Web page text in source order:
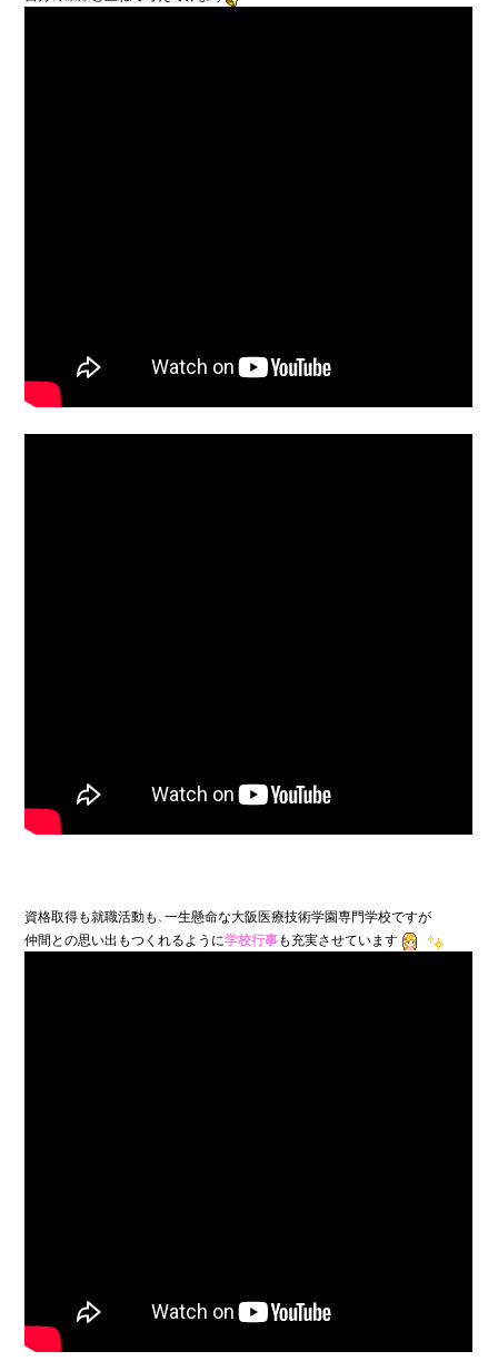
資格取得も就職活動も、一生懸命な大阪医療技術学園専門学校ですが
仲間との思い出もつくれるように学校行事も充実させています